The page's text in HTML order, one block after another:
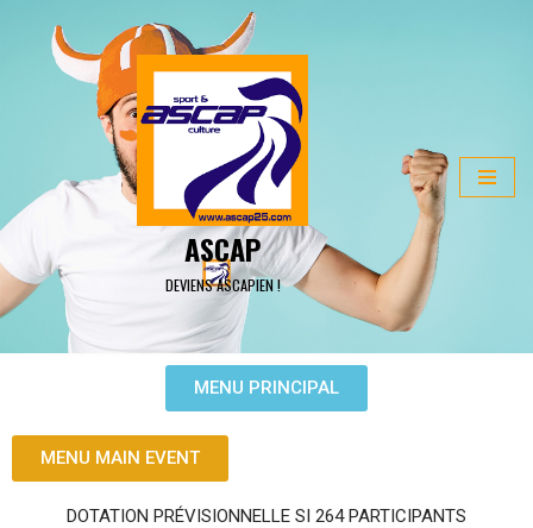
ALLER
ASCAP
DEVIENS ASCAPIEN !
MENU PRINCIPAL
MENU MAIN EVENT
DOTATION PRÉVISIONNELLE SI 264 PARTICIPANTS